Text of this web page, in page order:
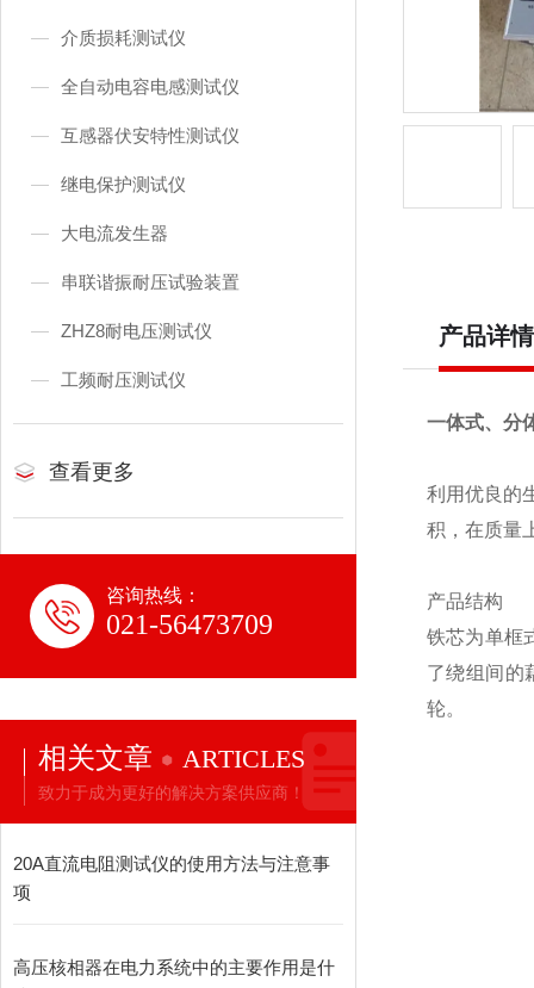
介质损耗测试仪
全自动电容电感测试仪
互感器伏安特性测试仪
继电保护测试仪
大电流发生器
串联谐振耐压试验装置
ZHZ8耐电压测试仪
工频耐压测试仪
查看更多
咨询热线：
021-56473709
相关文章 ARTICLES
致力于成为更好的解决方案供应商！
20A直流电阻测试仪的使用方法与注意事
项
高压核相器在电力系统中的主要作用是什
产品详情
一体式、分
利用优良的
积，在质量
产品结构
铁芯为单框
了绕组间的
轮。